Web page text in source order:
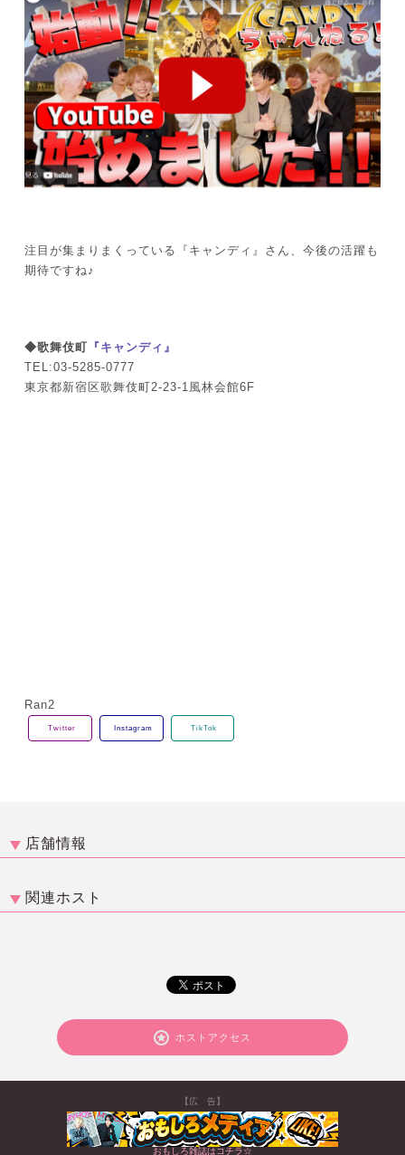
注目が集まりまくっている『キャンディ』さん、今後の活躍も
期待ですね♪
◆歌舞伎町 『キャンディ』
TEL:03-5285-0777
東京都新宿区歌舞伎町2-23-1風林会館6F
Ran2
Twitter Instagram TikTok
店舗情報
関連ホスト
ホストアクセス
【広 告】
おもしろ雑誌はコチラ☆